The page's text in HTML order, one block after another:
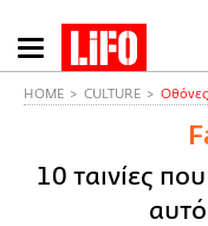
Παράκαμψη
προς
HOME CULTURE Οθόνες
10 ταινίες